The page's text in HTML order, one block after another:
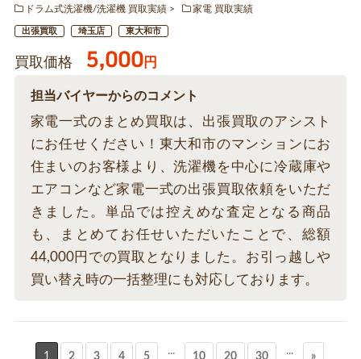
ドラム式洗濯機/洗濯機 買取実績
家電 買取実績
出張買取 埼玉店 東大和市
買取価格 5,000円
担当バイヤーからのコメント
家電一式のまとめ買取は、出張買取のアシスト
にお任せください！東大和市のマンションにお
住まいのお客様より、洗濯機を中心に冷蔵庫や
エアコンなど家電一式の出張買取依頼をいただ
きました。単品では控えめな査定となる商品
も、まとめてお任せいただいたことで、総額
44,000円での買取となりました。お引っ越しや
買い替え時の一括整理にも対応しております。
... ...